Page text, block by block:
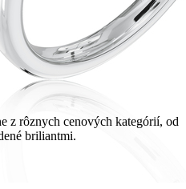
z rôznych cenových kategórií, od
briliantmi.